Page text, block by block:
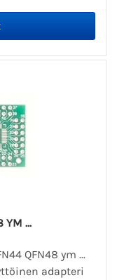
YM ...
QFN48 ym ...
adapteri